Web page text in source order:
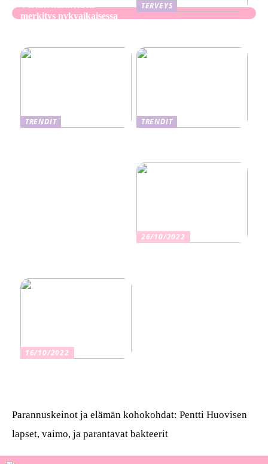
merkitys nykyaikaisessa
TERVEYS
TRENDIT
TRENDIT
26/10/2022
16/10/2022
Parannuskeinot ja elämän kohokohdat: Pentti Huovisen
lapset, vaimo, ja parantavat bakteerit